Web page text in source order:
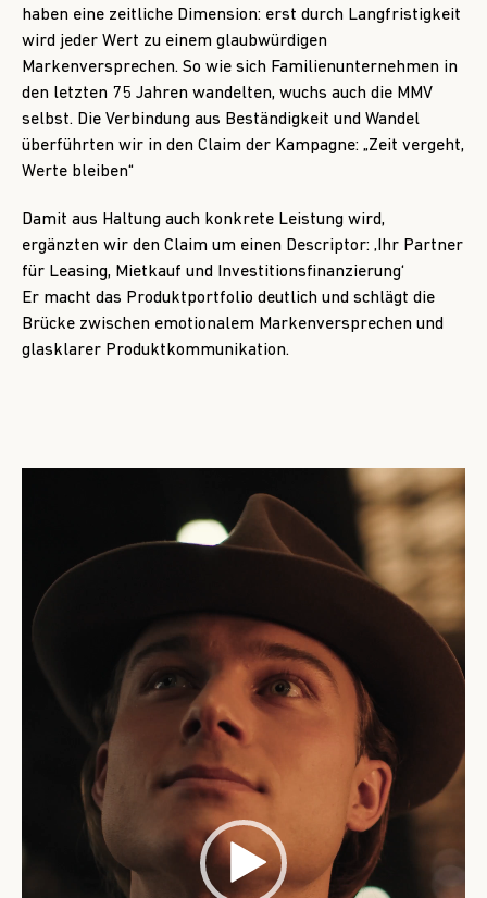
haben eine zeitliche Dimension: erst durch Langfristigkeit
wird jeder Wert zu einem glaubwürdigen
Markenversprechen. So wie sich Familienunternehmen in
den letzten 75 Jahren wandelten, wuchs auch die MMV
selbst. Die Verbindung aus Beständigkeit und Wandel
überführten wir in den Claim der Kampagne: „Zeit vergeht,
Werte bleiben“
Damit aus Haltung auch konkrete Leistung wird,
ergänzten wir den Claim um einen Descriptor: ‚Ihr Partner
für Leasing, Mietkauf und Investitionsfinanzierung‘
Er macht das Produktportfolio deutlich und schlägt die
Brücke zwischen emotionalem Markenversprechen und
glasklarer Produktkommunikation.